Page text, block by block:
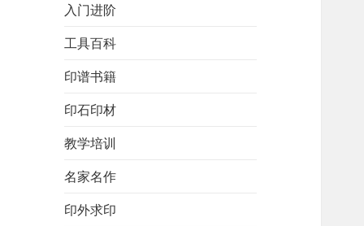
入门进阶
工具百科
印谱书籍
印石印材
教学培训
名家名作
印外求印